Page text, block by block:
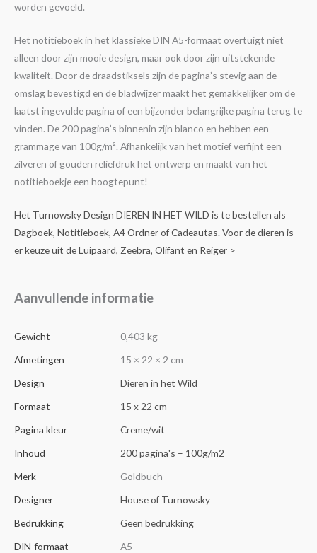
worden gevoeld.
Het notitieboek in het klassieke DIN A5-formaat overtuigt niet
alleen door zijn mooie design, maar ook door zijn uitstekende
kwaliteit. Door de draadstiksels zijn de pagina’s stevig aan de
omslag bevestigd en de bladwijzer maakt het gemakkelijker om de
laatst ingevulde pagina of een bijzonder belangrijke pagina terug te
vinden. De 200 pagina’s binnenin zijn blanco en hebben een
grammage van 100g/m². Afhankelijk van het motief verfijnt een
zilveren of gouden reliëfdruk het ontwerp en maakt van het
notitieboekje een hoogtepunt!
Het Turnowsky Design DIEREN IN HET WILD is te bestellen als
Dagboek, Notitieboek, A4 Ordner of Cadeautas. Voor de dieren is
er keuze uit de Luipaard, Zeebra, Olifant en Reiger >
Aanvullende informatie
Gewicht
0,403 kg
Afmetingen
15 × 22 × 2 cm
Design
Dieren in het Wild
Formaat
15 x 22 cm
Pagina kleur
Creme/wit
Inhoud
200 pagina's – 100g/m2
Merk
Goldbuch
Designer
House of Turnowsky
Bedrukking
Geen bedrukking
DIN-formaat
A5